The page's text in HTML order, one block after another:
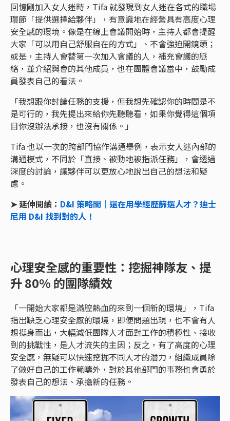
回憶剛加入女人迷時，Tifa 就發現到女人迷在各式的職場
環節「提供選擇給夥伴」，有意識地在經營具有高度心理
安全感的環境。像是在線上會議開始時，主持人都會提醒
大家「可以用自己舒服自在的方式」、不會強迫開鏡頭；
或是，主持人會替第一次加入會議的人，補充會議的脈
絡，並介紹與會的其他成員，也在團體會議當中，鼓勵成
員發表自己的看法。
「我想跟你討論任務的支援，但我想先確認你的時間是不
是可行的，我先提出來給你先聽聽看，如果你覺得這個項
目你沒辦法承接，也沒有關係。」
Tifa 也以一次的跨部門協作溝通舉例，表示女人迷內部的
溝通模式，不同於「直接、被動地被指派任務」，會透過
深度的討論，讓夥伴可以更放心地說出自己的想法和疑
慮。
➤ 延伸閱讀： D&I 策略間｜還在用學經歷篩選人才？迪士
尼用 D&I 找到對的人！
心理安全感的重要性：挖掘神隊友、提
升 80% 的團隊績效
「一開始大家都是滿腔熱血的來到一個新的環境」，Tifa
指出缺乏心理安全感的環境，即便問題出現，也不會有人
想挺身而出，大幅減低團隊人才面對工作的積極性、接收
到的挑戰性，是人才流失的主因；反之，有了高度的心理
安全感，無疑可以快速挖掘不同人才的潛力，組織成員除
了做好自己的工作範疇外，對於其他部門的事務也會勇於
發表自己的想法、承擔新的任務。